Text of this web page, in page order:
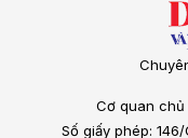
Cơ quan chủ
Số giấy phép: